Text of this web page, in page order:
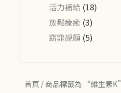
活力補給 (18)
放鬆療癒 (3)
窈窕靚顏 (5)
首頁 / 商品標籤為 “維生素K”